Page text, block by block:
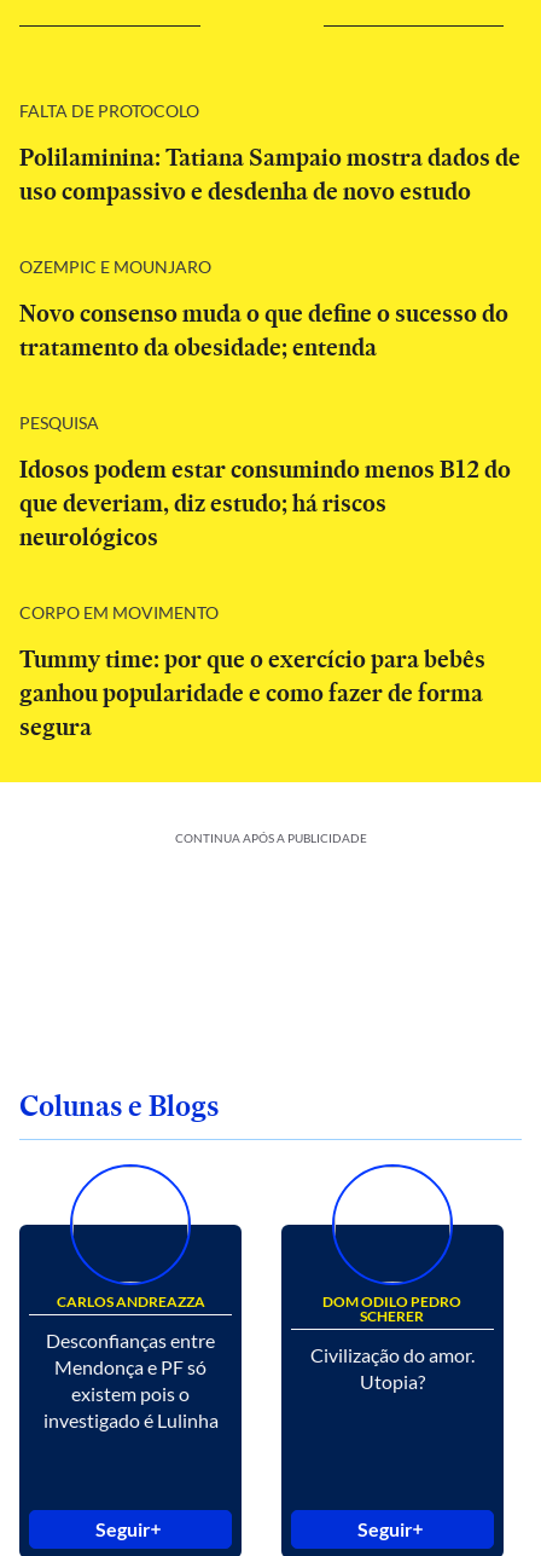
FALTA DE PROTOCOLO
Polilaminina: Tatiana Sampaio mostra dados de
uso compassivo e desdenha de novo estudo
OZEMPIC E MOUNJARO
Novo consenso muda o que define o sucesso do
tratamento da obesidade; entenda
PESQUISA
Idosos podem estar consumindo menos B12 do
que deveriam, diz estudo; há riscos
neurológicos
CORPO EM MOVIMENTO
Tummy time: por que o exercício para bebês
ganhou popularidade e como fazer de forma
segura
CONTINUA APÓS A PUBLICIDADE
Colunas e Blogs
CARLOS ANDREAZZA
Desconfianças entre
Mendonça e PF só
existem pois o
investigado é Lulinha
Seguir
DOM ODILO PEDRO
SCHERER
Civilização do amor.
Utopia?
Seguir